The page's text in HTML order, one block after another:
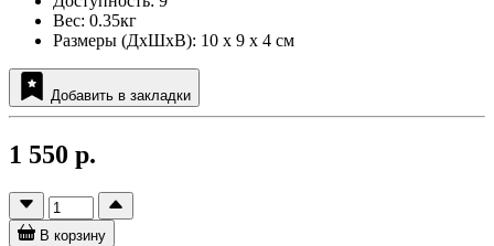
Вес: 0.35кг
Размеры (ДxШxВ): 10 x 9 x 4 см
Добавить в закладки
1 550 р.
В корзину